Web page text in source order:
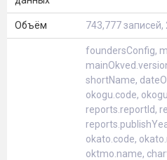
Объём 743,777 записей,
foundersConfig,
shortName,
okogu.code,
reports.reportId,
okato.code,
oktmo.name,